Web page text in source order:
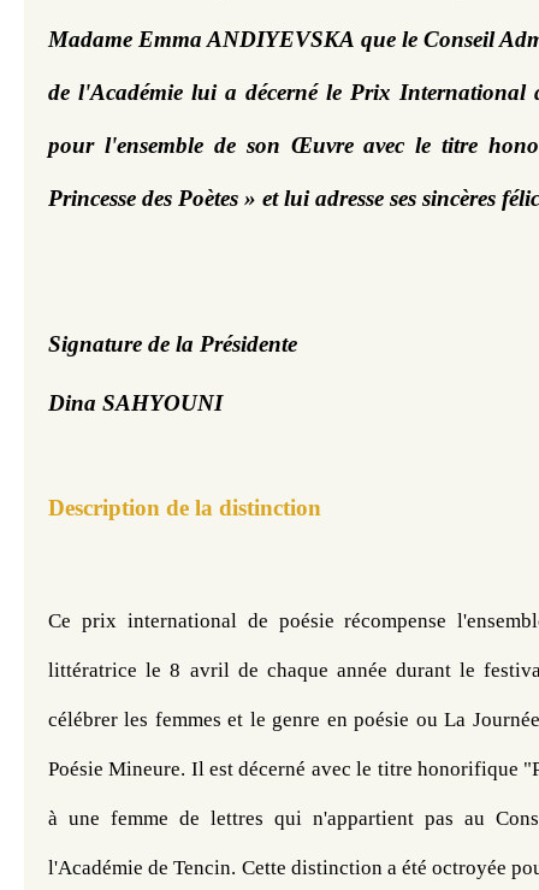
Madame Emma ANDIYEVSKA que le Conseil
de l'Académie lui a décerné le Prix International
pour l'ensemble de son Œuvre avec le titre
Princesse des Poètes » et lui adresse ses sincères
Signature de la Présidente
Dina SAHYOUNI
Description de la distinction
Ce prix international de poésie récompense
littératrice le 8 avril de chaque année durant le
célébrer les femmes et le genre en poésie ou La
Poésie Mineure. Il est décerné avec le titre honorifique
à une femme de lettres qui n'appartient pas au
l'Académie de Tencin. Cette distinction a été octroyée